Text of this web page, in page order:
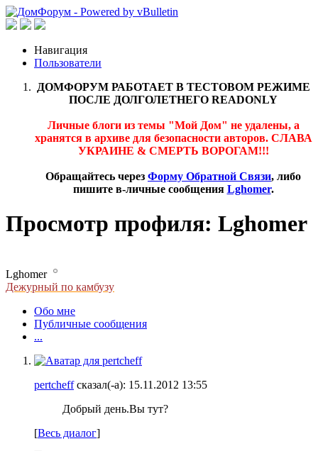
Навигация
Пользователи
ДОМФОРУМ РАБОТАЕТ В ТЕСТОВОМ РЕЖИМЕ
ПОСЛЕ ДОЛГОЛЕТНЕГО READONLY
Личные блоги из темы "Мой Дом" не удалены, а
хранятся в архиве для безопасности авторов. СЛАВА
УКРАИНЕ & СМЕРТЬ ВОРОГАМ!!!
Обращайтесь через Форму Обратной Связи, либо
пишите в-личные сообщения Lghomer.
Просмотр профиля: Lghomer
Lghomer
Дежурный по камбузу
Обо мне
Публичные сообщения
...
pertcheffсказал(-а): 15.11.2012 13:55
Добрый день.Вы тут?
[Весь диалог]